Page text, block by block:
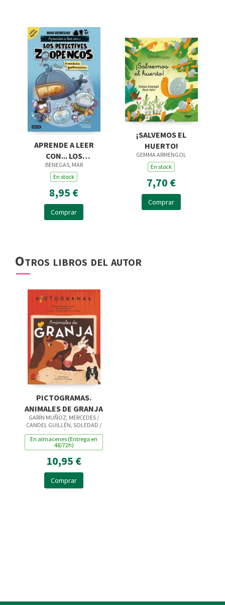
APRENDE A LEER
CON... LOS
DETECTIVES
ZOOPENCOS. LETRA
LIGADA 1. AVENTURA
ZOOBMA
BENEGAS, MAR
En stock
8,95 €
Comprar
¡SALVEMOS EL
HUERTO!
GEMMA ARMENGOL
En stock
7,70 €
Comprar
Otros libros del autor
PICTOGRAMAS.
ANIMALES DE GRANJA
GARÍN MUÑOZ, MERCEDES /
CANDEL GUILLÉN, SOLEDAD /
LÓPEZ, MARÍA TRINIDAD
En almacenes (Entrega en
48/72h)
10,95 €
Comprar